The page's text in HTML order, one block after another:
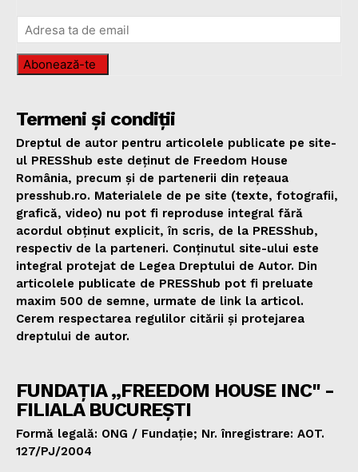
Abonează-te
Termeni și condiții
Dreptul de autor pentru articolele publicate pe site-
ul PRESShub este deținut de Freedom House
România, precum și de partenerii din rețeaua
presshub.ro. Materialele de pe site (texte, fotografii,
grafică, video) nu pot fi reproduse integral fără
acordul obținut explicit, în scris, de la PRESShub,
respectiv de la parteneri. Conținutul site-ului este
integral protejat de Legea Dreptului de Autor. Din
articolele publicate de PRESShub pot fi preluate
maxim 500 de semne, urmate de link la articol.
Cerem respectarea regulilor citării și protejarea
dreptului de autor.
FUNDAȚIA „FREEDOM HOUSE INC" -
FILIALA BUCUREȘTI
Formă legală: ONG / Fundație; Nr. înregistrare: AOT.
127/PJ/2004